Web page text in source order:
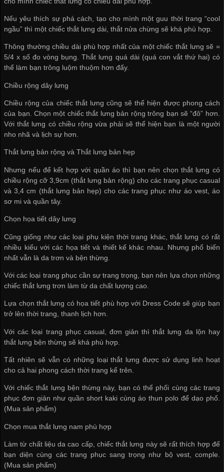
Nếu yêu thích sự phá cách, tạo cho mình một guu thời trang “cool
ngầu” thì một chiếc thắt lưng dài, thắt nửa chừng sẽ khá phù hợp.
Thông thường chiều dài phù hợp nhất của một chiếc thắt lưng sẽ =
5/4 x số đo vòng bụng. Thắt lưng quá dài (quá con vắt thứ hai) có
thể làm bạn trông luộm thuộm hơn đấy.
Chiều rộng dây lưng
Chiều rộng của chiếc thắt lưng cũng sẽ thể hiện được phong cách
của bạn. Chọn một chiếc thắt lưng bản rộng trông bạn sẽ “đô” hơn.
Với thắt lưng có chiều rộng vừa phải sẽ thể hiện bạn là một người
nho nhã và lịch sự hơn.
Thắt lưng bản rộng và Thắt lưng bản hẹp
Nhưng nếu để kết hợp với quần áo thì bạn nên chọn thắt lưng có
chiều rộng cỡ 3,9cm (thắt lưng bản rộng) cho các trang phục casual
và 3,4 cm (thắt lưng bản hẹp) cho các trang phục như áo vest, áo
sơ mi và quần tây.
Chọn họa tiết dây lưng
Cũng giống như các loại phụ kiện thời trang khác, thắt lưng có rất
nhiều kiểu với các họa tiết và thiết kế khác nhau. Nhưng phổ biến
nhất vẫn là da trơn và bện thừng.
Với các loại trang phục cần sự trang trọng, bạn nên lựa chọn những
chiếc thắt lưng trơn làm từ da chất lượng cao.
Lựa chọn thắt lưng có họa tiết phù hợp với Dress Code sẽ giúp bạn
trở lên thời trang, thanh lịch hơn.
Với các loại trang phục casual, đơn giản thì thắt lưng da lộn hay
thắt lưng bện thừng sẽ khá phù hợp.
Tất nhiên sẽ vẫn có những loại thắt lưng được sử dụng linh hoạt
cho cả hai phong cách thời trang kể trên.
Với chiếc thắt lưng bện thừng này, bạn có thể phối cùng các trang
phục đơn giản như quần short kaki cùng áo thun polo để dạo phố.
(Mua sản phẩm)
Chọn mua thắt lưng nam phù hợp
Làm từ chất liệu da cao cấp, chiếc thắt lưng này sẽ rất thích hợp để
bạn diện cùng các trang phục sang trọng như bộ vest, comple.
(Mua sản phẩm)